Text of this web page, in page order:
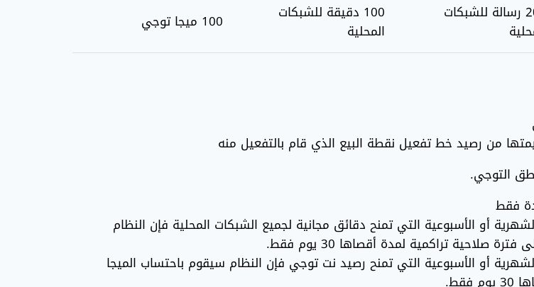
200 رسالة للشبكات
100 دقيقة للشبكات
المحلية
100 ميجا توجي
من رصيد خط تفعيل نقطة البيع الذي قام بالتفعيل منه
في إحدى الباقات الشهرية أو الأسبوعية التي تمنح دقائق مجانية لجميع الشبكات المحلية فإن النظام
تراكمية لمدة أقصاها 30 يوم فقط.
في إحدى الباقات الشهرية أو الأسبوعية التي تمنح رصيد نت توجي فإن النظام سيقوم باحتساب الميجا